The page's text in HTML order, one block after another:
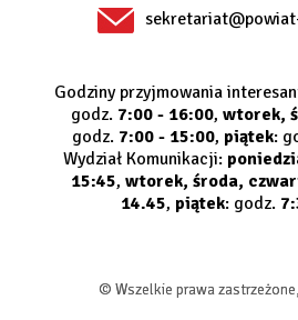
Godziny przyjmowania
godz. 7:00 - 16:00, wtorek,
godz. 7:00 - 15:00, piątek:
Wydział Komunikacji:
15:45, wtorek, środa,
14.45, piątek: godz.
© Wszelkie prawa